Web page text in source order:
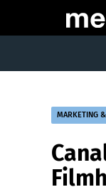
MARKETING